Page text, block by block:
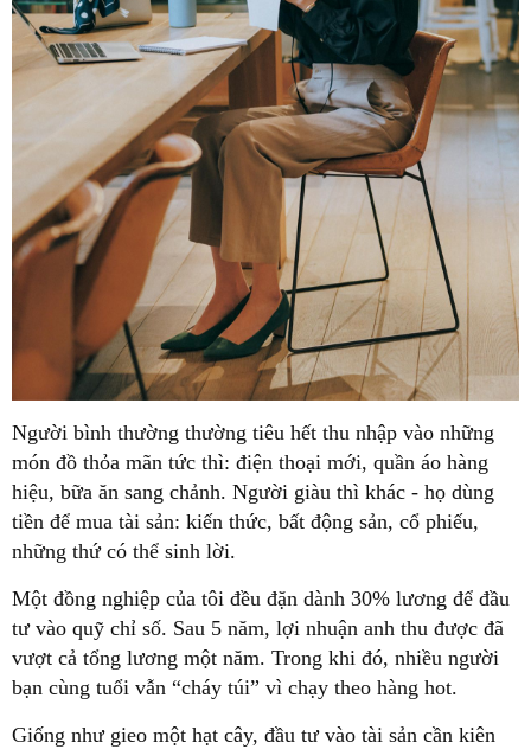
Người bình thường thường tiêu hết thu nhập vào những
món đồ thỏa mãn tức thì: điện thoại mới, quần áo hàng
hiệu, bữa ăn sang chảnh. Người giàu thì khác - họ dùng
tiền để mua tài sản: kiến thức, bất động sản, cổ phiếu,
những thứ có thể sinh lời.
Một đồng nghiệp của tôi đều đặn dành 30% lương để đầu
tư vào quỹ chỉ số. Sau 5 năm, lợi nhuận anh thu được đã
vượt cả tổng lương một năm. Trong khi đó, nhiều người
bạn cùng tuổi vẫn “cháy túi” vì chạy theo hàng hot.
Giống như gieo một hạt cây, đầu tư vào tài sản cần kiên